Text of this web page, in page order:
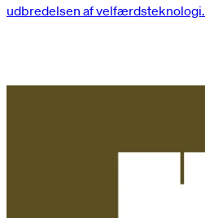
udbredelsen af velfærdsteknologi.